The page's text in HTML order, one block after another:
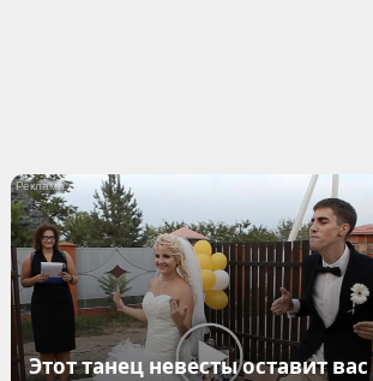
Этот танец невесты оставит вас